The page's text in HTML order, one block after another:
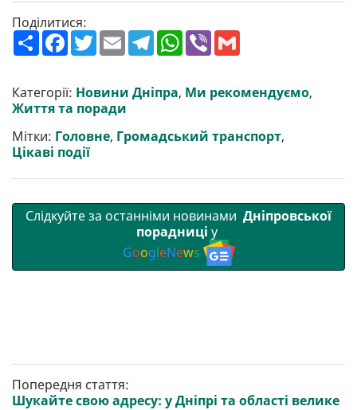
Поділитися:
П
о
р
и
т
F
a
b
o
o
T
w
t
e
r
E
m
l
T
e
g
r
W
h
s
A
V
r l
Категорії: Новини Дніпра, Ми рекомендуємо,
Життя та поради
Мітки: Головне, Громадський транспорт,
Цікаві події
Слідкуйте за останніми новинами Дніпровської
порадниці у
GoogleNews
Попередня стаття:
Шукайте свою адресу: у Дніпрі та області велике